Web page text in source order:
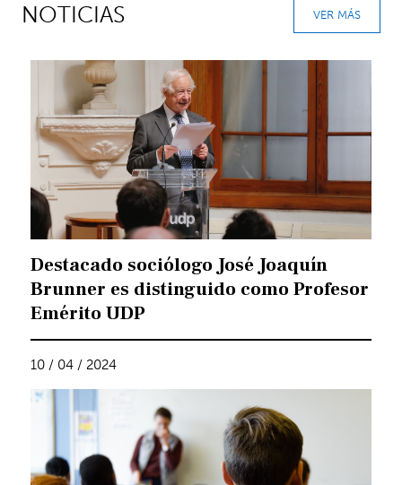
NOTICIAS VER MÁS
Destacado sociólogo José Joaquín
Brunner es distinguido como Profesor
Emérito UDP
10 / 04 / 2024